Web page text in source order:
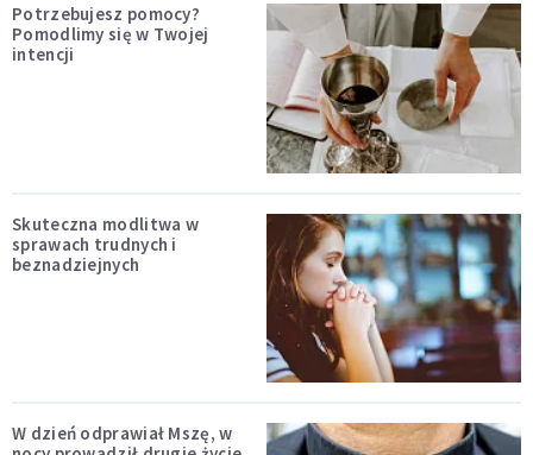
Potrzebujesz pomocy?
Pomodlimy się w Twojej
intencji
Skuteczna modlitwa w
sprawach trudnych i
beznadziejnych
W dzień odprawiał Mszę, w